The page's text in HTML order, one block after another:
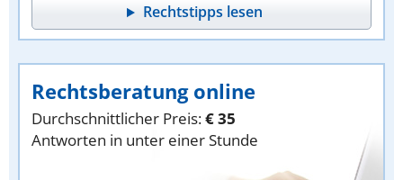
Rechtstipps lesen
Rechtsberatung online
Durchschnittlicher Preis:€ 35
Antworten in unter einer Stunde